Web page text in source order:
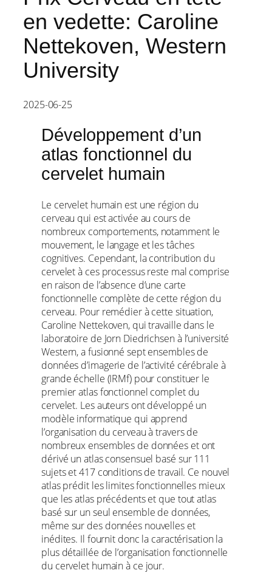
en vedette: Caroline
Nettekoven, Western
University
2025-06-25
Développement d’un
atlas fonctionnel du
cervelet humain
Le cervelet humain est une région du
cerveau qui est activée au cours de
nombreux comportements, notamment le
mouvement, le langage et les tâches
cognitives. Cependant, la contribution du
cervelet à ces processus reste mal comprise
en raison de l’absence d’une carte
fonctionnelle complète de cette région du
cerveau. Pour remédier à cette situation,
Caroline Nettekoven, qui travaille dans le
laboratoire de Jorn Diedrichsen à l’université
Western, a fusionné sept ensembles de
données d’imagerie de l’activité cérébrale à
grande échelle (IRMf) pour constituer le
premier atlas fonctionnel complet du
cervelet. Les auteurs ont développé un
modèle informatique qui apprend
l’organisation du cerveau à travers de
nombreux ensembles de données et ont
dérivé un atlas consensuel basé sur 111
sujets et 417 conditions de travail. Ce nouvel
atlas prédit les limites fonctionnelles mieux
que les atlas précédents et que tout atlas
basé sur un seul ensemble de données,
même sur des données nouvelles et
inédites. Il fournit donc la caractérisation la
plus détaillée de l’organisation fonctionnelle
du cervelet humain à ce jour.